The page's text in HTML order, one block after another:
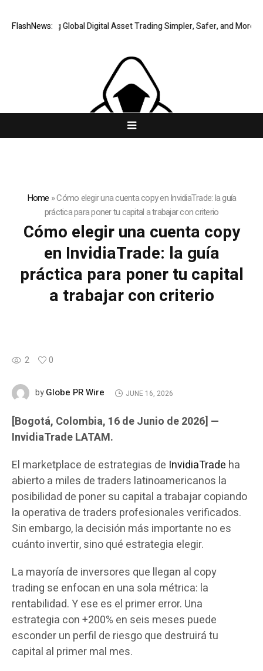
FlashNews:
Making Global Digital Asset Trading Simpler, Safer, and More
Home »Cómo elegir una cuenta copy en InvidiaTrade: la guía
práctica para poner tu capital a trabajar con criterio
Cómo elegir una cuenta copy
en InvidiaTrade: la guía
práctica para poner tu capital
a trabajar con criterio
2 0
byGlobe PR Wire JUNE 16, 2026
[Bogotá, Colombia, 16 de Junio de 2026] —
InvidiaTrade LATAM.
El marketplace de estrategias de InvidiaTrade ha
abierto a miles de traders latinoamericanos la
posibilidad de poner su capital a trabajar copiando
la operativa de traders profesionales verificados.
Sin embargo, la decisión más importante no es
cuánto invertir, sino qué estrategia elegir.
La mayoría de inversores que llegan al copy
trading se enfocan en una sola métrica: la
rentabilidad. Y ese es el primer error. Una
estrategia con +200% en seis meses puede
esconder un perfil de riesgo que destruirá tu
capital al primer mal mes.